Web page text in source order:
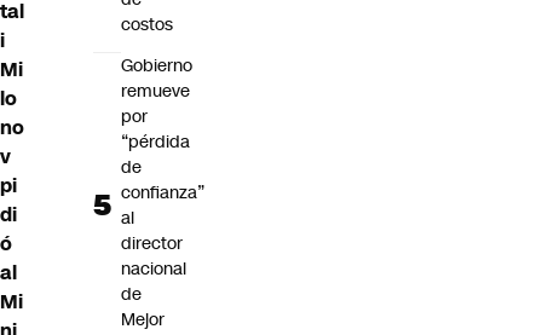
tal
i
Mi
lo
no
v
pi
di
ó
al
Mi
costos
Gobierno
remueve
por
“pérdida
de
confianza”
al
director
nacional
de
Mejor